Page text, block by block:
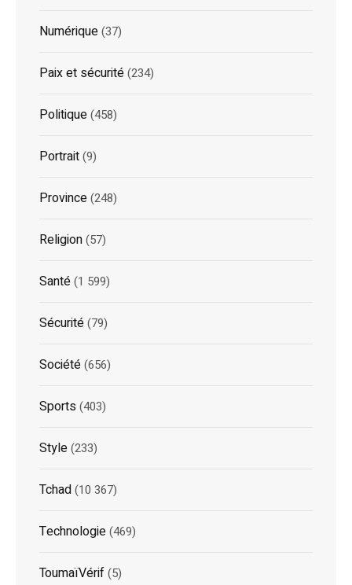
Numérique(37)
Paix et sécurité(234)
Politique(458)
Portrait(9)
Province(248)
Religion(57)
Santé(1 599)
Sécurité(79)
Société(656)
Sports(403)
Style(233)
Tchad(10 367)
Technologie(469)
ToumaïVérif(5)